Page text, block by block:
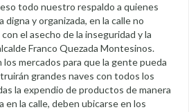
todo nuestro respaldo a quienes
y organizada, en la calle no
el asecho de la inseguridad y la
Franco Quezada Montesinos.
mercados para que la gente pueda
grandes naves con todos los
la expendio de productos de manera
en la calle, deben ubicarse en los